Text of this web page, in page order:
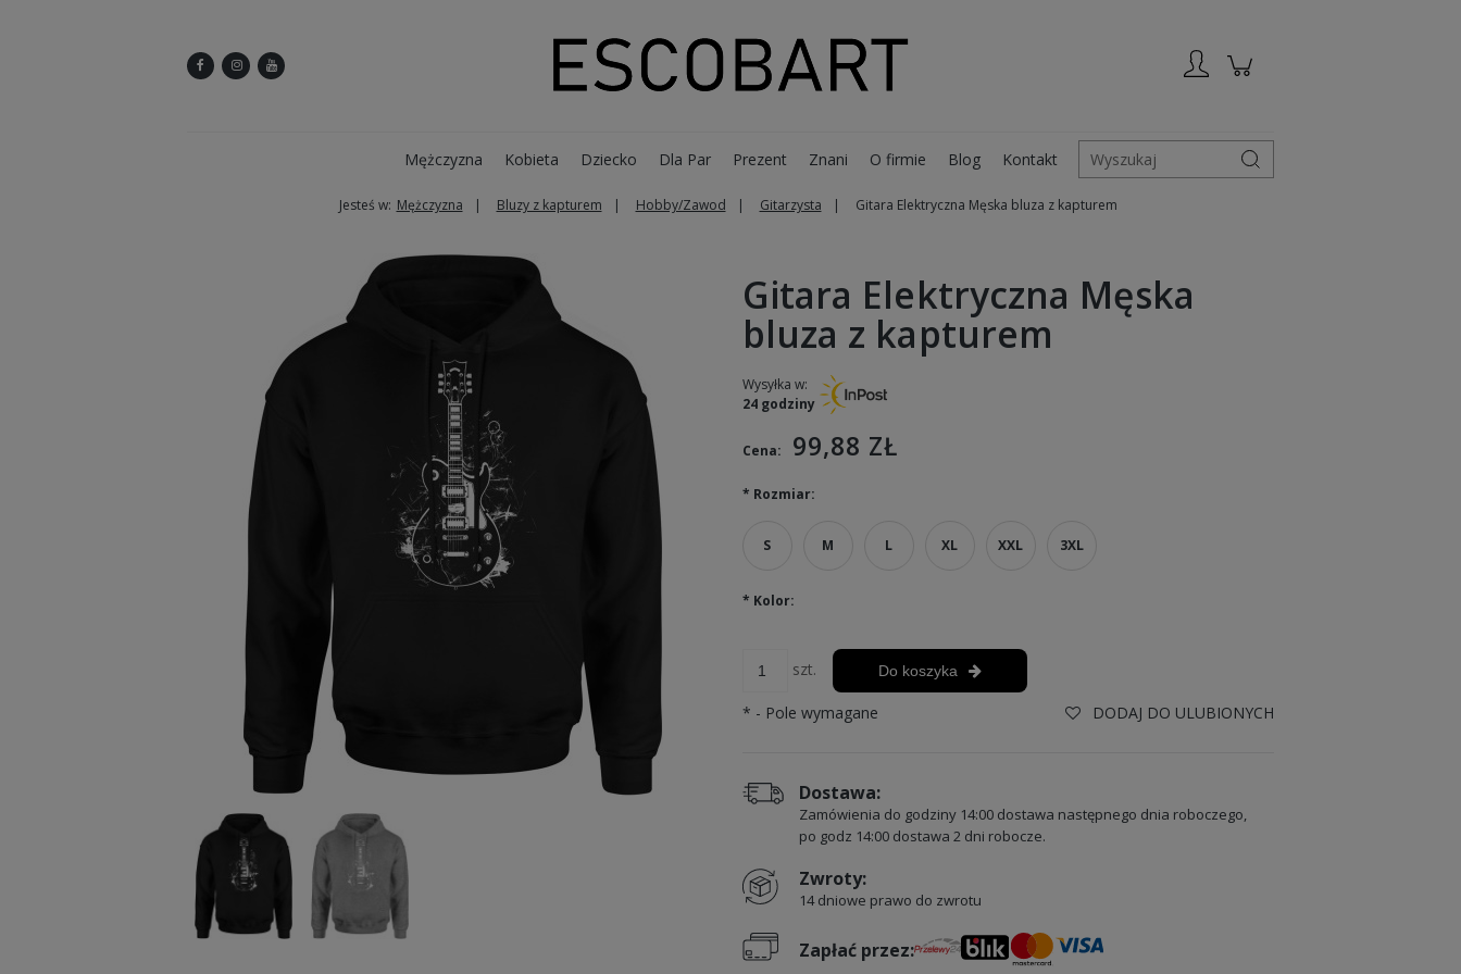
Mężczyzna Kobieta Dziecko Dla Par Prezent Znani O firmie Blog Kontakt Wyszukaj
Jesteś w: Mężczyzna Bluzy z kapturem Hobby/Zawod Gitarzysta Gitara Elektryczna Męska bluza z kapturem
Gitara Elektryczna Męska
bluza z kapturem
Wysyłka w:
24 godziny
Cena: 99,88 ZŁ
* Rozmiar:
S M L XL XXL 3XL
* Kolor:
szt. Do koszyka
DODAJ DO ULUBIONYCH
* - Pole wymagane
Dostawa:
Zamówienia do godziny 14:00 dostawa następnego dnia roboczego,
po godz 14:00 dostawa 2 dni robocze.
Zwroty:
14 dniowe prawo do zwrotu
Zapłać przez: